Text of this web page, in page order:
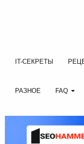
IT-СЕКРЕТЫ
РАЗНОЕ FAQ